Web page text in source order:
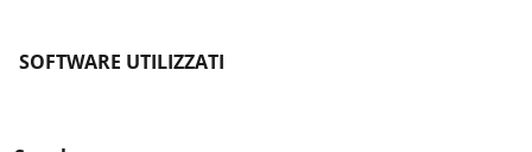
SOFTWARE UTILIZZATI